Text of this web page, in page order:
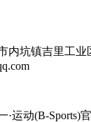
内坑镇吉里工业
·运动(B-Sports)